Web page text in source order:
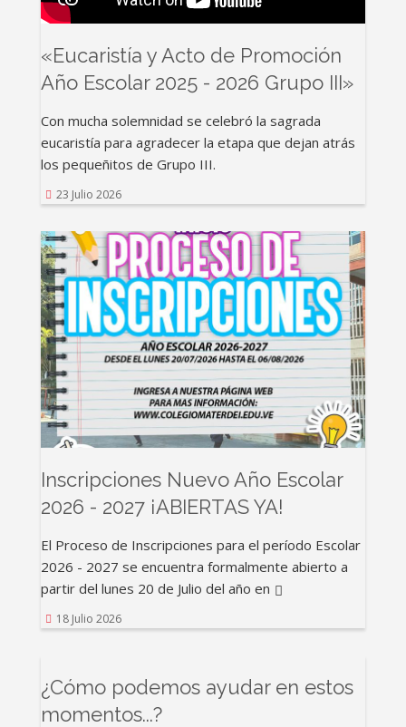
«Eucaristía y Acto de Promoción
Año Escolar 2025 - 2026 Grupo III»
Con mucha solemnidad se celebró la sagrada
eucaristía para agradecer la etapa que dejan atrás
los pequeñitos de Grupo III.
23 Julio 2026
Rating:
Inscripciones Nuevo Año Escolar
2026 - 2027 ¡ABIERTAS YA!
El Proceso de Inscripciones para el período Escolar
2026 - 2027 se encuentra formalmente abierto a
partir del lunes 20 de Julio del año en
18 Julio 2026
¿Cómo podemos ayudar en estos
momentos...?